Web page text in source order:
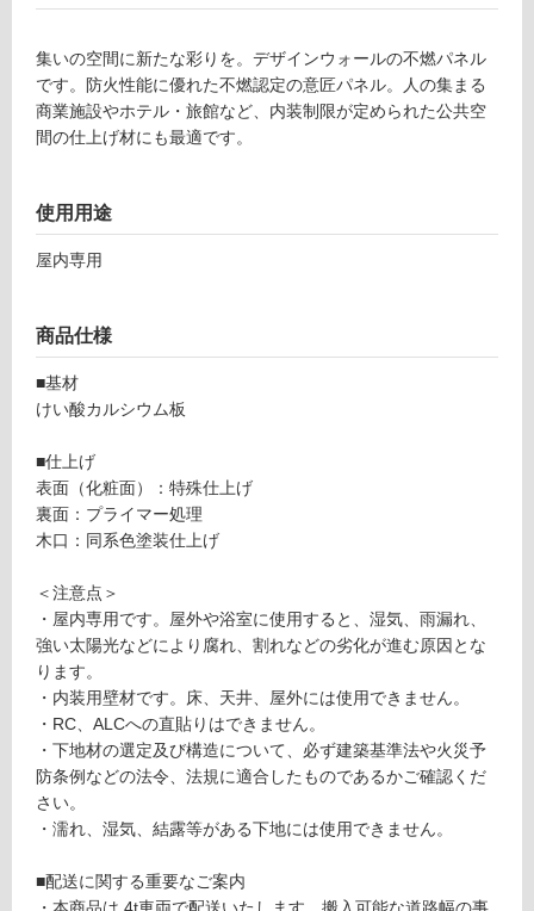
屋
壁・
浴
室
用
用
能
地
以
外)
用
不
可
フ
ロ
ー
集いの空間に新たな彩りを。デザインウォールの不燃パネル
です。防火性能に優れた不燃認定の意匠パネル。人の集まる
商業施設やホテル・旅館など、内装制限が定められた公共空
間の仕上げ材にも最適です。
使用用途
屋内専用
商品仕様
■基材
けい酸カルシウム板
■仕上げ
表面（化粧面）：特殊仕上げ
裏面：プライマー処理
木口：同系色塗装仕上げ
＜注意点＞
・屋内専用です。屋外や浴室に使用すると、湿気、雨漏れ、
強い太陽光などにより腐れ、割れなどの劣化が進む原因とな
ります。
・内装用壁材です。床、天井、屋外には使用できません。
・RC、ALCへの直貼りはできません。
・下地材の選定及び構造について、必ず建築基準法や火災予
防条例などの法令、法規に適合したものであるかご確認くだ
さい。
・濡れ、湿気、結露等がある下地には使用できません。
■配送に関する重要なご案内
・本商品は 4t車両で配送いたします。搬入可能な道路幅の事